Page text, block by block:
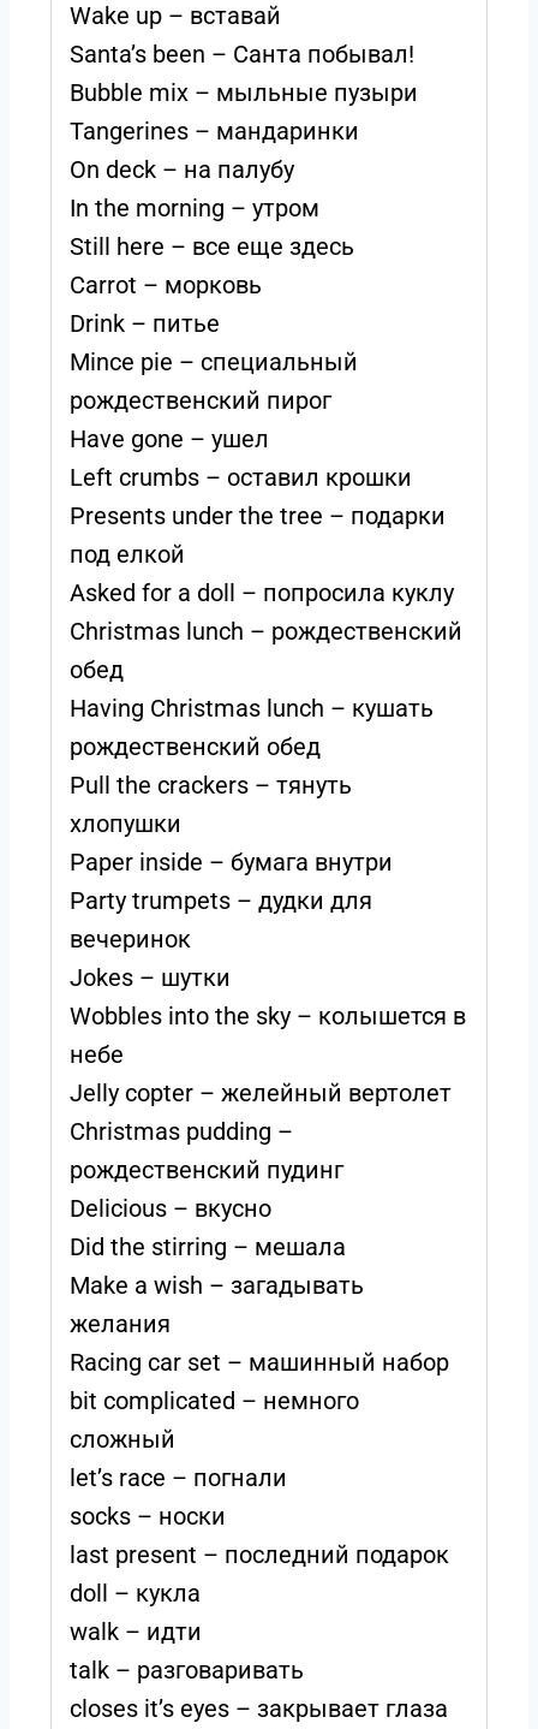
Wake up – вставай
Santa’s been – Санта побывал!
Bubble mix – мыльные пузыри
Tangerines – мандаринки
On deck – на палубу
In the morning – утром
Still here – все еще здесь
Carrot – морковь
Drink – питье
Mince pie – специальный
рождественский пирог
Have gone – ушел
Left crumbs – оставил крошки
Presents under the tree – подарки
под елкой
Asked for a doll – попросила куклу
Christmas lunch – рождественский
обед
Having Christmas lunch – кушать
рождественский обед
Pull the crackers – тянуть
хлопушки
Paper inside – бумага внутри
Party trumpets – дудки для
вечеринок
Jokes – шутки
Wobbles into the sky – колышется в
небе
Jelly copter – желейный вертолет
Christmas pudding –
рождественский пудинг
Delicious – вкусно
Did the stirring – мешала
Make a wish – загадывать
желания
Racing car set – машинный набор
bit complicated – немного
сложный
let’s race – погнали
socks – носки
last present – последний подарок
doll – кукла
walk – идти
talk – разговаривать
closes it’s eyes – закрывает глаза